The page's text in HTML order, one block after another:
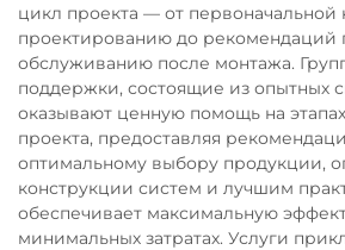
цикл проекта — от первоначальной
проектированию до рекомендаций
обслуживанию после монтажа.
поддержки, состоящие из опытных
оказывают ценную помощь на
проекта, предоставляя
оптимальному выбору продукции,
конструкции систем и лучшим
обеспечивает максимальную
минимальных затратах. Услуги